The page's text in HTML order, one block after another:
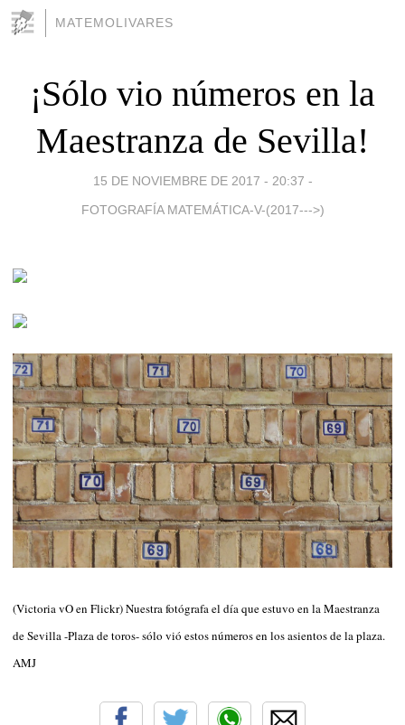
MATEMOLIVARES
¡Sólo vio números en la
Maestranza de Sevilla!
15 DE NOVIEMBRE DE 2017 - 20:37 -
FOTOGRAFÍA MATEMÁTICA-V-(2017--->)
(Victoria vO en Flickr) Nuestra fotógrafa el día que estuvo en la Maestranza
de Sevilla -Plaza de toros- sólo vió estos números en los asientos de la plaza.
AMJ